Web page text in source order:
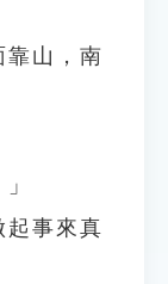
靠山，南
起事來真